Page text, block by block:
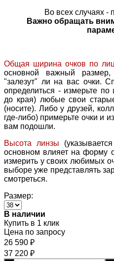
Во всех случаях -
Важно обращать
Общая ширина очков по
основной важный
"залезут" ли на вас очки.
определиться - измерьте
до края) любые свои
(носите). Либо у друзей,
где-либо) примерьте очки и
вам подошли.
Высота линзы
основном влияет на форму
измерить у своих любимых
выборе уже представлять
смотреться.
Размер:
В наличии
Купить в 1 клик
Цена по запросу
26 590 ₽
37 220 ₽